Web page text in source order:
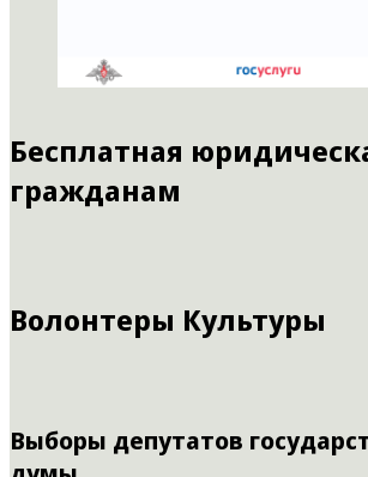
Бесплатная
гражданам
Волонтеры Культуры
Выборы депутатов